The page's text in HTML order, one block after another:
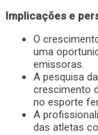
Implicações e
O
uma
emissoras.
A pesquisa
crescimento
no esporte
A
das atletas